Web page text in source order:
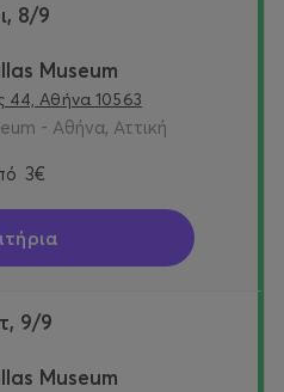
8/9
Museum
Αθήνα 10563
- Αθήνα, Αττική
3€
9/9
Museum